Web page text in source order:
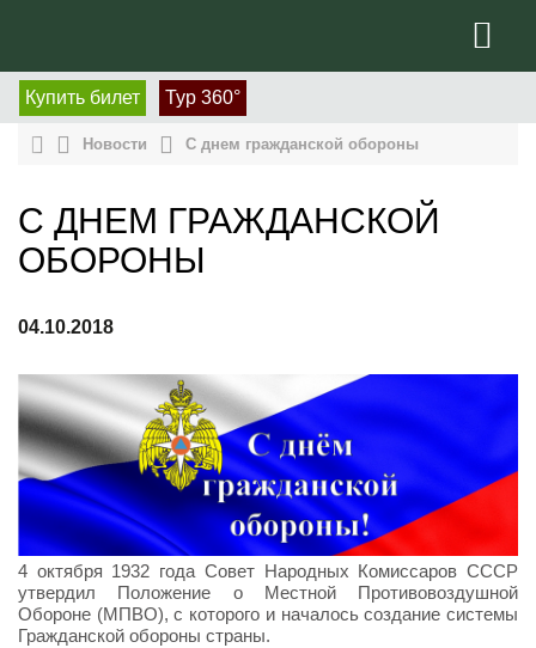
Купить билет Тур 360°
Новости С днем гражданской обороны
С ДНЕМ ГРАЖДАНСКОЙ
ОБОРОНЫ
04.10.2018
4 октября 1932 года Совет Народных Комиссаров СССР
утвердил Положение о Местной Противовоздушной
Обороне (МПВО), с которого и началось создание системы
Гражданской обороны страны.